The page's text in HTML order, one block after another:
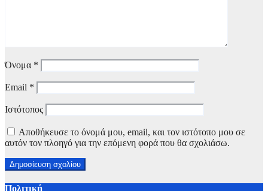
Όνομα *
Email *
Ιστότοπος
Αποθήκευσε το όνομά μου, email, και τον ιστότοπο μου σε
αυτόν τον πλοηγό για την επόμενη φορά που θα σχολιάσω.
Πολιτική